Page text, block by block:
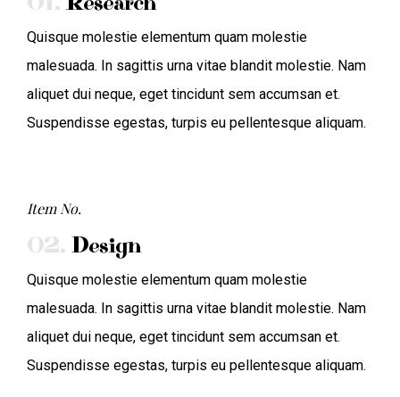
Quisque molestie elementum quam molestie
malesuada. In sagittis urna vitae blandit molestie. Nam
aliquet dui neque, eget tincidunt sem accumsan et.
Suspendisse egestas, turpis eu pellentesque aliquam.
Item No.
02.Design
Quisque molestie elementum quam molestie
malesuada. In sagittis urna vitae blandit molestie. Nam
aliquet dui neque, eget tincidunt sem accumsan et.
Suspendisse egestas, turpis eu pellentesque aliquam.